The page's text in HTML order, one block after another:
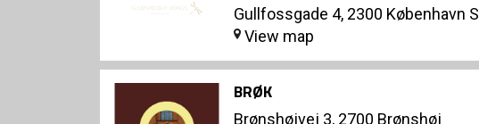
Gullfossgade 4, 2300 København S
View map
BRØK
Brønshøjvej 3, 2700 Brønshøj